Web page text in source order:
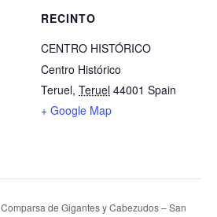
RECINTO
CENTRO HISTÓRICO
Centro Histórico
Teruel, Teruel 44001 Spain
+ Google Map
Comparsa de Gigantes y Cabezudos – San